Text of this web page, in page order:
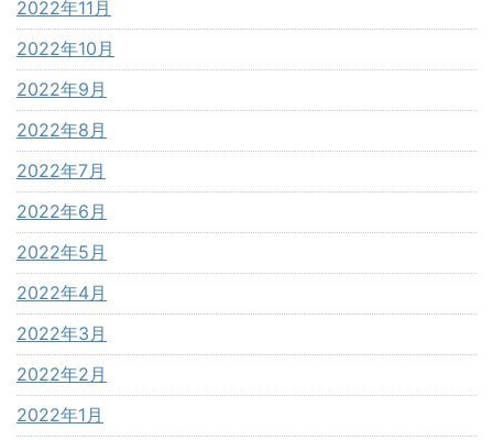
2022年11月
2022年10月
2022年9月
2022年8月
2022年7月
2022年6月
2022年5月
2022年4月
2022年3月
2022年2月
2022年1月